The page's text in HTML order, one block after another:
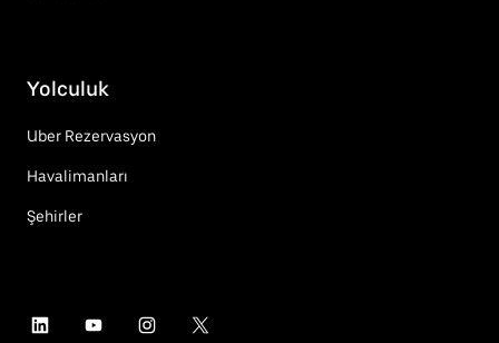
Yolculuk
Uber Rezervasyon
Havalimanları
Şehirler